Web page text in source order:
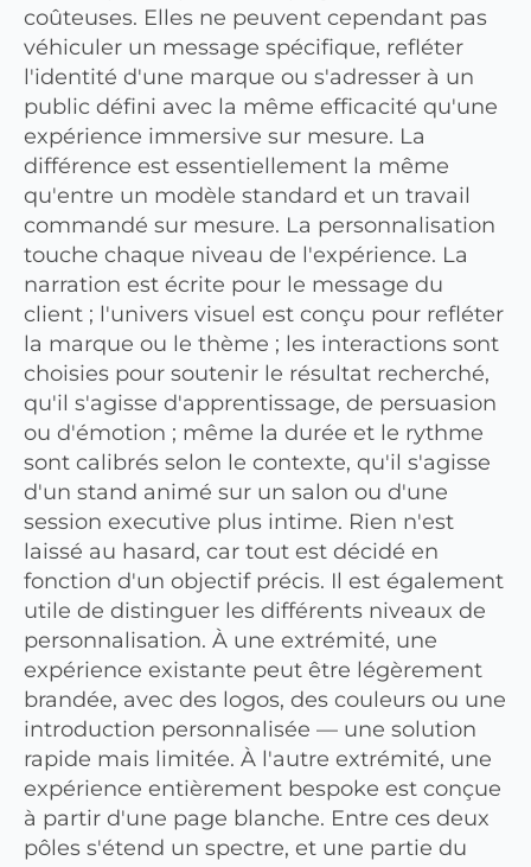
coûteuses. Elles ne peuvent cependant pas
véhiculer un message spécifique, refléter
l'identité d'une marque ou s'adresser à un
public défini avec la même efficacité qu'une
expérience immersive sur mesure. La
différence est essentiellement la même
qu'entre un modèle standard et un travail
commandé sur mesure. La personnalisation
touche chaque niveau de l'expérience. La
narration est écrite pour le message du
client ; l'univers visuel est conçu pour refléter
la marque ou le thème ; les interactions sont
choisies pour soutenir le résultat recherché,
qu'il s'agisse d'apprentissage, de persuasion
ou d'émotion ; même la durée et le rythme
sont calibrés selon le contexte, qu'il s'agisse
d'un stand animé sur un salon ou d'une
session executive plus intime. Rien n'est
laissé au hasard, car tout est décidé en
fonction d'un objectif précis. Il est également
utile de distinguer les différents niveaux de
personnalisation. À une extrémité, une
expérience existante peut être légèrement
brandée, avec des logos, des couleurs ou une
introduction personnalisée — une solution
rapide mais limitée. À l'autre extrémité, une
expérience entièrement bespoke est conçue
à partir d'une page blanche. Entre ces deux
pôles s'étend un spectre, et une partie du